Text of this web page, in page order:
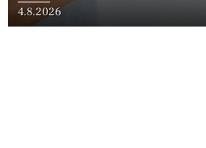
4.8.2026